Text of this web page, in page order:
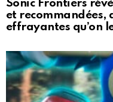
Sonic Frontiers
et recommandées,
effrayantes qu’on